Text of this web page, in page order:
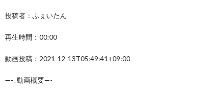
投稿者：ふぇいたん
再生時間：00:00
動画投稿：2021-12-13T05:49:41+09:00
—-↓動画概要—-